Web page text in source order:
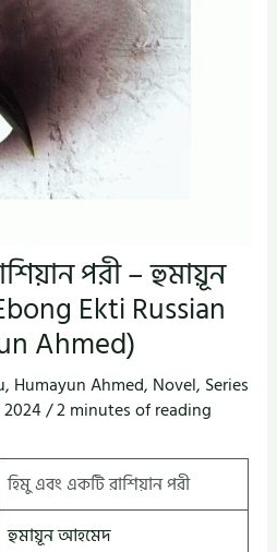
পরী – হুমায়ূন
Ekti Russian
Ahmed)
, Humayun Ahmed, Novel, Series
2024/2 minutes of reading
হিমু এবং একটি রাশিয়ান পরী
হুমায়ূন আহমেদ